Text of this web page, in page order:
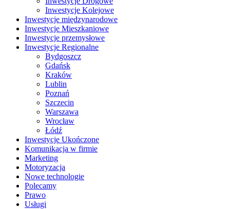
Inwestycje Kolejowe
Inwestycje międzynarodowe
Inwestycje Mieszkaniowe
Inwestycje przemysłowe
Inwestycje Regionalne
Bydgoszcz
Gdańsk
Kraków
Lublin
Poznań
Szczecin
Warszawa
Wrocław
Łódź
Inwestycje Ukończone
Komunikacja w firmie
Marketing
Motoryzacja
Nowe technologie
Polecamy
Prawo
Usługi